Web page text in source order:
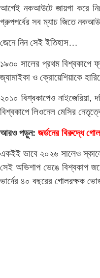
আগেই নকআউটে জায়গা করে
গ্রুপপর্বের সব ম্যাচ জিতে
জেনে নিন সেই ইতিহাস…
১৯৩০ সালের প্রথম বিশ্বকাপে
জ্যামাইকা ও ক্রোয়েশিয়াকে
২০১০ বিশ্বকাপেও নাইজেরিয়া,
বিশ্বকাপে লিওনেল মেসির
আরও পড়ুন: জর্ডনের বিরুদ্ধে
একইই ভাবে ২০২৬ সালেও
সেই অভিশাপ ভেঙে বিশ্বকাপ
ভার্দের ৪০ বছরের গোলরক্ষক